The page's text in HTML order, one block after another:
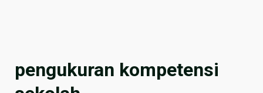
pengukuran kompetensi